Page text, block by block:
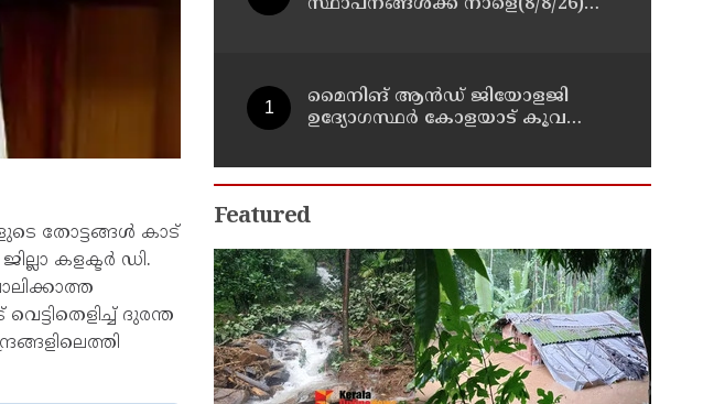
തോട്ടങ്ങൾ കാട്
കളക്ടർ ഡി.
ദുരന്ത
സ്ഥാപനങ്ങള്‍ക്ക് നാളെ(8/8/26)
മൈനിങ് ആൻഡ്​ ജിയോളജി
ഉദ്യോഗസ്ഥർ കോളയാട് കൂവ
Featured